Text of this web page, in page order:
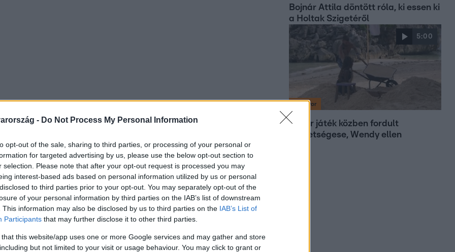
- Do Not Process My Personal Information
opt-out of the sale, sharing to third parties, or processing of your personal or
for targeted advertising by us, please use the below opt-out section to
selection. Please note that after your opt-out request is processed you may
interest-based ads based on personal information utilized by us or personal
to third parties prior to your opt-out. You may separately opt-out of the
of your personal information by third parties on the IAB’s list of downstream
This information may also be disclosed by us to third parties on the IAB’s List of
Participants that may further disclose it to other third parties.
that this website/app uses one or more Google services and may gather and store
but not limited to your visit or usage behaviour. You may click to grant or
Bojnár Attila döntött róla, ki essen ki
a Holtak Szigetéről
5:00
Survivor
Olivér játék közben fordult
szövetségese, Wendy ellen